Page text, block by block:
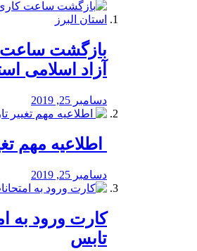
بازگشت ساعت
آزاد اسلامی
دسامبر 25, 2019
اطلاعیه مهم
دسامبر 25, 2019
کارت ورود به
تابس